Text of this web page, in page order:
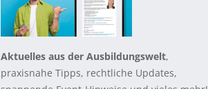
Aktuelles aus der Ausbildungswelt,
praxisnahe Tipps, rechtliche Updates,